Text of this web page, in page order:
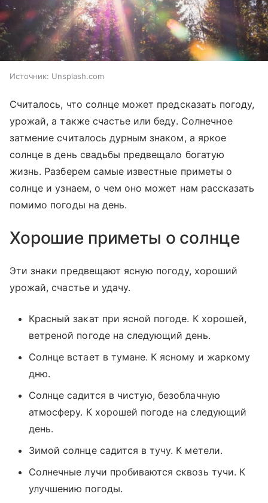
Источник: Unsplash.com
Считалось, что солнце может предсказать погоду,
урожай, а также счастье или беду. Солнечное
затмение считалось дурным знаком, а яркое
солнце в день свадьбы предвещало богатую
жизнь. Разберем самые известные приметы о
солнце и узнаем, о чем оно может нам рассказать
помимо погоды на день.
Хорошие приметы о солнце
Эти знаки предвещают ясную погоду, хороший
урожай, счастье и удачу.
Красный закат при ясной погоде. К хорошей,
ветреной погоде на следующий день.
Солнце встает в тумане. К ясному и жаркому
дню.
Солнце садится в чистую, безоблачную
атмосферу. К хорошей погоде на следующий
день.
Зимой солнце садится в тучу. К метели.
Солнечные лучи пробиваются сквозь тучи. К
улучшению погоды.